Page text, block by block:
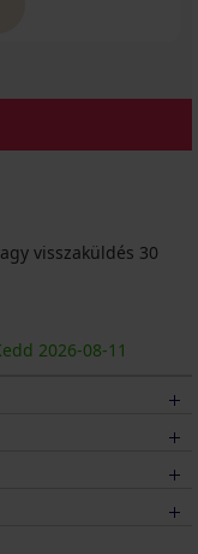
visszaküldés 30
2026-08-11